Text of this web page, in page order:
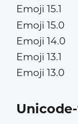
Emoji 15.1
Emoji 15.0
Emoji 14.0
Emoji 13.1
Emoji 13.0